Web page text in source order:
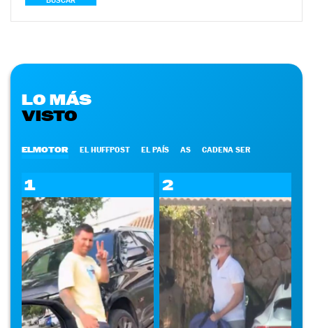
LO MÁS
VISTO
ELMOTOR EL HUFFPOST EL PAÍS AS CADENA SER
1 2